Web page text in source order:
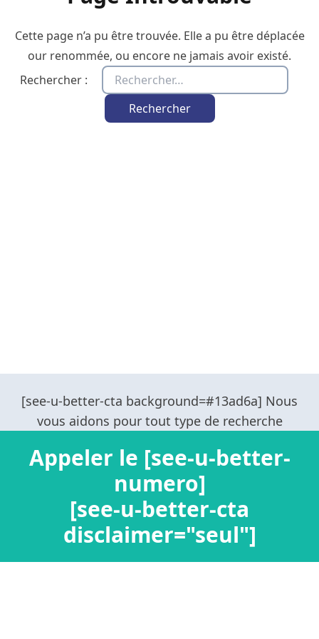
Cette page n’a pu être trouvée. Elle a pu être déplacée
our renommée, ou encore ne jamais avoir existé.
Rechercher :
Appeler le [see-u-better-
numero]
[see-u-better-cta
disclaimer="seul"]